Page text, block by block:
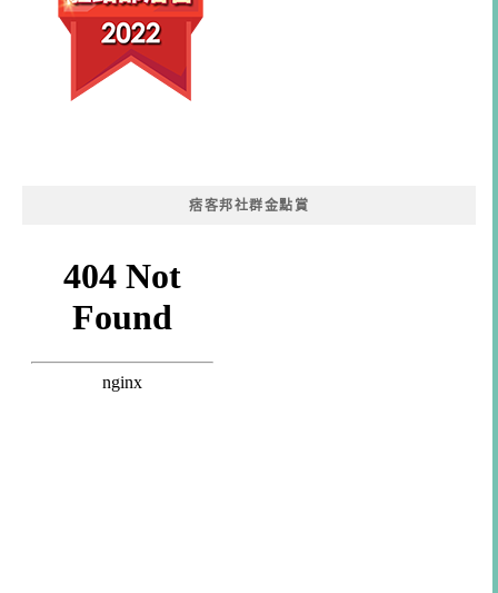
痞客邦社群金點賞